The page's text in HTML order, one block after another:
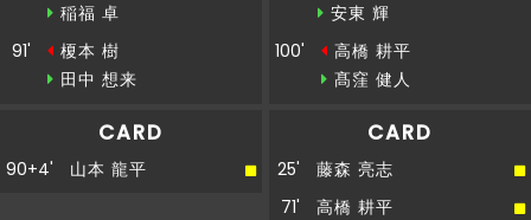
稲福 卓
91'
榎本 樹
田中 想来
CARD
90+4' 山本 龍平
安東 輝
100'
高橋 耕平
髙窪 健人
CARD
25'
藤森 亮志
71'
高橋 耕平